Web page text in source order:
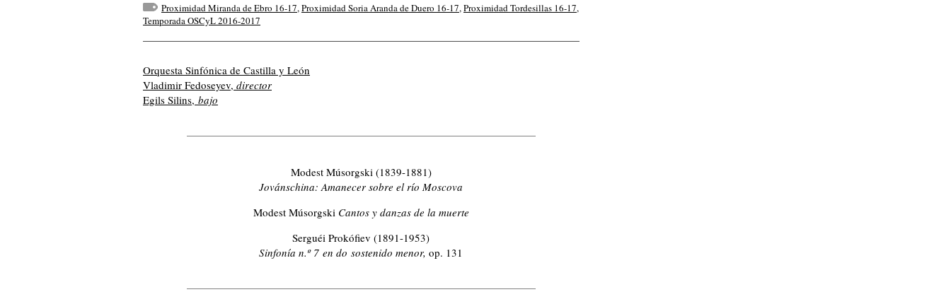
Proximidad Miranda de Ebro 16-17,Proximidad Soria Aranda de Duero 16-17,Proximidad Tordesillas 16-17,
Temporada OSCyL 2016-2017
Orquesta Sinfónica de Castilla y León
Vladimir Fedoseyev, director
Egils Silins, bajo
Modest Músorgski (1839-1881)
Jovánschina: Amanecer sobre el río Moscova
Modest Músorgski Cantos y danzas de la muerte
Serguéi Prokófiev (1891-1953)
Sinfonía n.º 7 en do sostenido menor,op. 131